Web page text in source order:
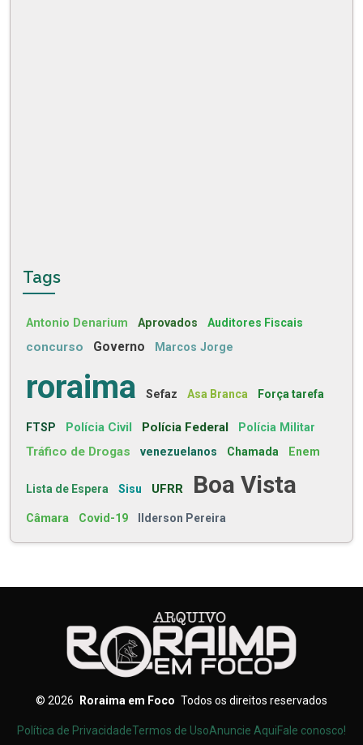
Tags
Antonio Denarium Aprovados Auditores Fiscais
concurso Governo Marcos Jorge
roraima Sefaz Asa Branca Força tarefa
FTSP Polícia Civil Polícia Federal Polícia Militar
Tráfico de Drogas venezuelanos Chamada Enem
Lista de Espera Sisu UFRR Boa Vista
Câmara Covid-19 Ilderson Pereira
© 2026 Roraima em Foco Todos os direitos reservados
Política de PrivacidadeTermos de UsoAnuncie AquiFale conosco!